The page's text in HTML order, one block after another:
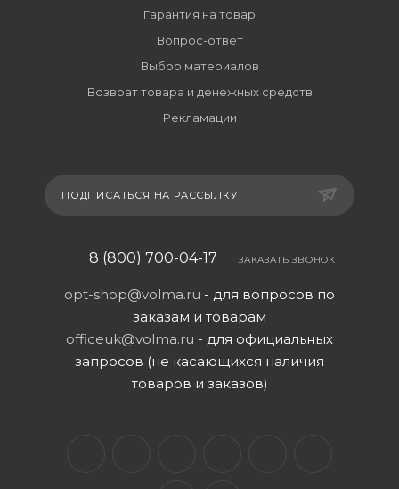
Гарантия на товар
Вопрос-ответ
Выбор материалов
Возврат товара и денежных средств
Рекламации
ПОДПИСАТЬСЯ НА РАССЫЛКУ
8 (800) 700-04-17 ЗАКАЗАТЬ ЗВОНОК
opt-shop@volma.ru - для вопросов по
заказам и товарам
officeuk@volma.ru - для официальных
запросов (не касающихся наличия
товаров и заказов)